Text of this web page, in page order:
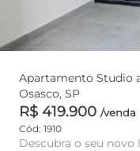
Apartamento Studio
Osasco, SP
R$ 419.900 /venda
Cód: 1910
Descubra o seu